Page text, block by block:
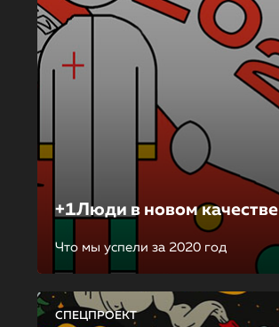
+1Люди в новом качестве
Что мы успели за 2020 год
СПЕЦПРОЕКТ